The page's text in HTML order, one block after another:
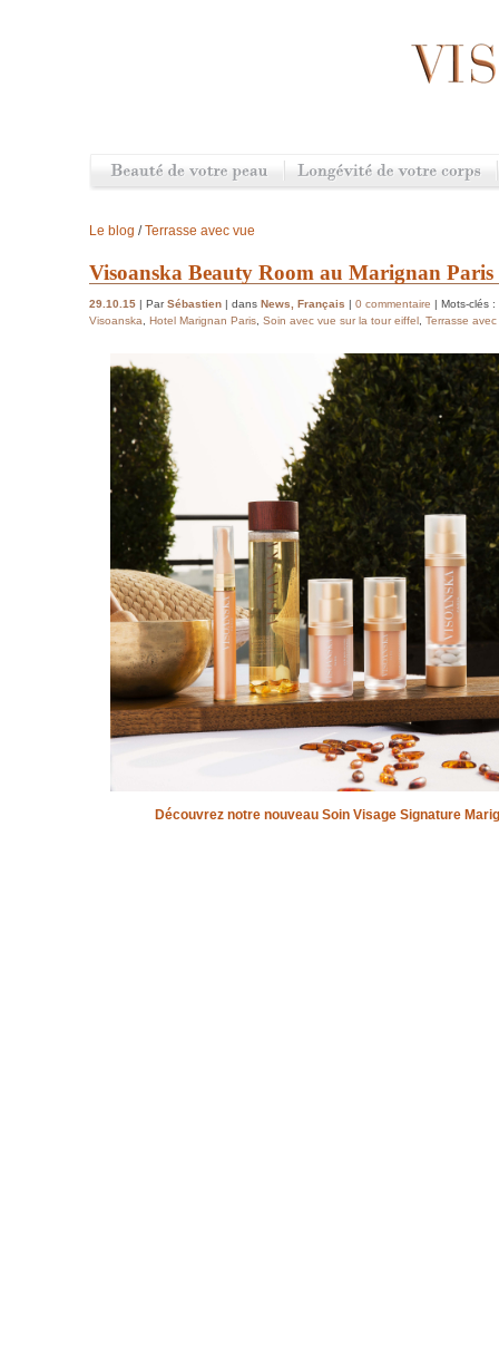
Le blog /Terrasse avec vue
Visoanska Beauty Room au Marignan Paris
29.10.15 | ParSébastien | dans News, Français | 0 commentaire | Mots-clés :
Visoanska, Hotel Marignan Paris, Soin avec vue sur la tour eiffel, Terrasse
Découvrez notre nouveau Soin Visage Signature